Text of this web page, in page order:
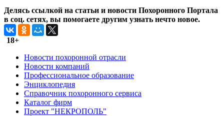
Делясь ссылкой на статьи и новости Похоронного Портала
в соц. сетях, вы помогаете другим узнать нечто новое.
18+
Новости похоронной отрасли
Новости компаний
Профессиональное образование
Энциклопедия
Справочник похоронного сервиса
Каталог фирм
Проект "НЕКРОПОЛЬ"